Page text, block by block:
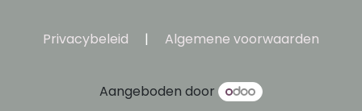
Privacybeleid | Algemene voorwaarden
Aangeboden door